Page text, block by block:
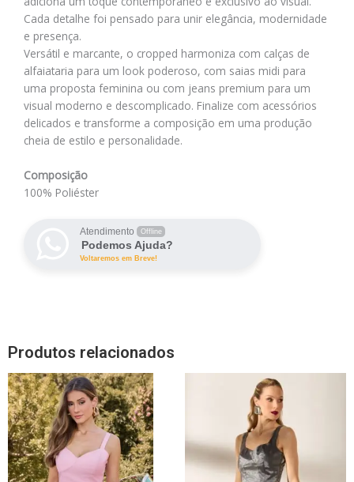
Cada detalhe foi pensado para unir elegância, modernidade
e presença.
Versátil e marcante, o cropped harmoniza com calças de
alfaiataria para um look poderoso, com saias midi para
uma proposta feminina ou com jeans premium para um
visual moderno e descomplicado. Finalize com acessórios
delicados e transforme a composição em uma produção
cheia de estilo e personalidade.
Composição
100% Poliéster
Atendimento Offline
Podemos Ajuda?
Voltaremos em Breve!
Produtos relacionados
Este
produto
tem
várias
variantes.
As